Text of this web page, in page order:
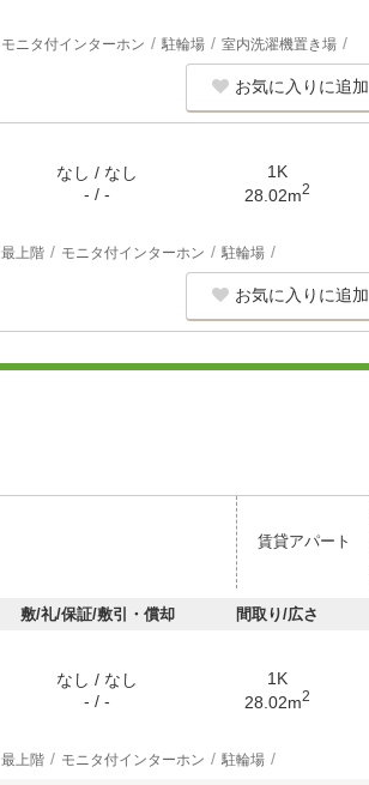
モニタ付インターホン 駐輪場 室内洗濯機置き場
お気に入りに追加
なし / なし
- / -
1K
28.02m2
最上階 モニタ付インターホン 駐輪場
お気に入りに追加
賃貸アパート
敷/礼/保証/敷引・償却 間取り/広さ
なし / なし
- / -
1K
28.02m2
最上階 モニタ付インターホン 駐輪場